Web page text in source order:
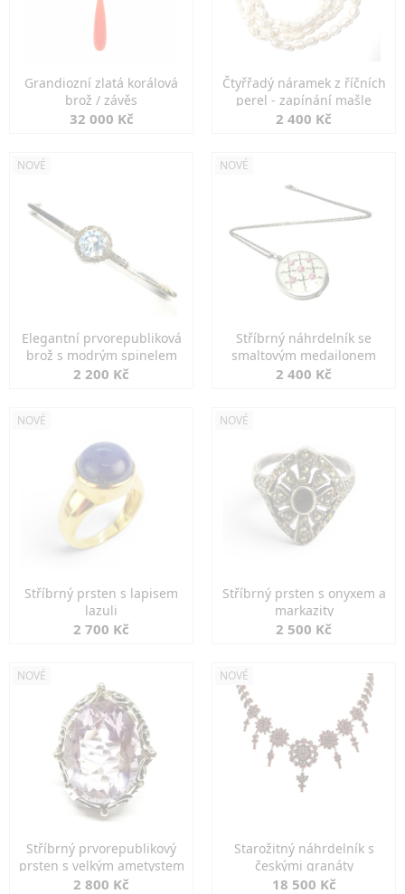
Grandiozní zlatá korálová
brož / závěs
32 000 Kč
Čtyřřadý náramek z říčních
perel - zapínání mašle
2 400 Kč
NOVÉ
Elegantní prvorepubliková
brož s modrým spinelem
2 200 Kč
NOVÉ
Stříbrný náhrdelník se
smaltovým medailonem
2 400 Kč
NOVÉ
Stříbrný prsten s lapisem
lazuli
2 700 Kč
NOVÉ
Stříbrný prsten s onyxem a
markazity
2 500 Kč
NOVÉ
Stříbrný prvorepublikový
prsten s velkým ametystem
2 800 Kč
NOVÉ
Starožitný náhrdelník s
českými granáty
18 500 Kč